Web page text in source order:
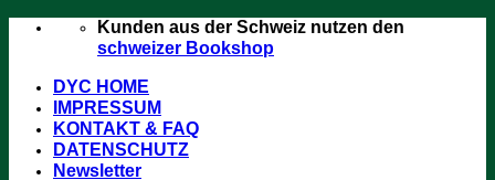
Zum
Kunden aus der Schweiz nutzen den
schweizer Bookshop
DYC HOME
IMPRESSUM
KONTAKT & FAQ
DATENSCHUTZ
Newsletter